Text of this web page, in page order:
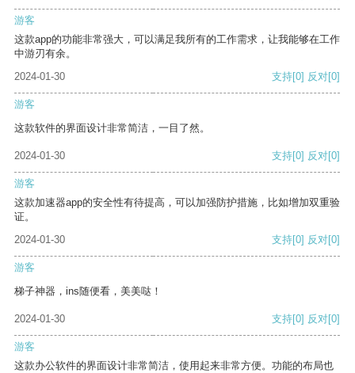
游客
这款app的功能非常强大，可以满足我所有的工作需求，让我能够在工作
中游刃有余。
2024-01-30
支持[0] 反对[0]
游客
这款软件的界面设计非常简洁，一目了然。
2024-01-30 支持[0] 反对[0]
游客
这款加速器app的安全性有待提高，可以加强防护措施，比如增加双重验
证。
2024-01-30
支持[0] 反对[0]
游客
梯子神器，ins随便看，美美哒！
2024-01-30 支持[0] 反对[0]
游客
这款办公软件的界面设计非常简洁，使用起来非常方便。功能的布局也